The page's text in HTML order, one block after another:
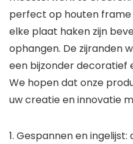
perfect op houten frame
elke plaat haken zijn
ophangen. De zijranden
een bijzonder decoratief
We hopen dat onze
uw creatie en innovatie
1. Gespannen en